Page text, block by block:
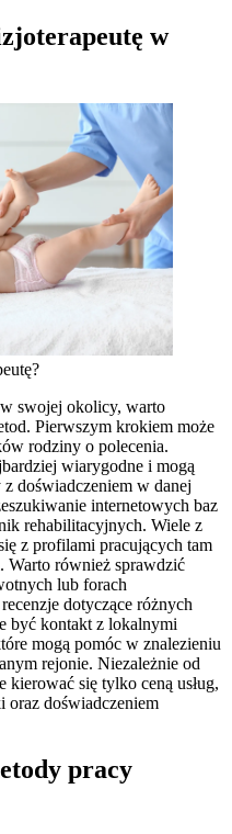
w
swojej okolicy, warto
Pierwszym krokiem może
rodziny o polecenia.
wiarygodne i mogą
doświadczeniem w danej
internetowych baz
rehabilitacyjnych. Wiele z
z profilami pracujących tam
Warto również sprawdzić
lub forach
dotyczące różnych
być kontakt z lokalnymi
mogą pomóc w znalezieniu
rejonie. Niezależnie od
się tylko ceną usług,
oraz doświadczeniem
pracy